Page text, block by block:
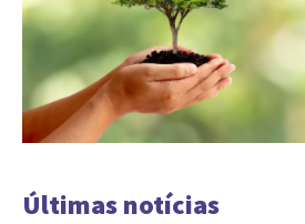
Últimas notícias